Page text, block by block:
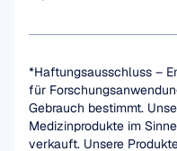
*Haftungsausschluss –
für
Gebrauch bestimmt.
Medizinprodukte im
verkauft. Unsere